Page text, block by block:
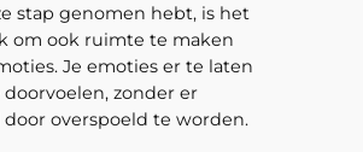
stap genomen hebt, is het
om ook ruimte te maken
Je emoties er te laten
doorvoelen, zonder er
door overspoeld te worden.